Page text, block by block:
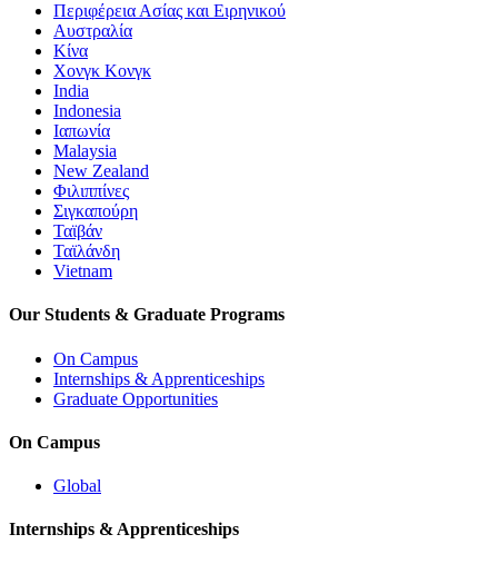
Περιφέρεια Ασίας και Ειρηνικού
Αυστραλία
Κίνα
Χονγκ Κονγκ
India
Indonesia
Ιαπωνία
Malaysia
New Zealand
Φιλιππίνες
Σιγκαπούρη
Ταϊβάν
Ταϊλάνδη
Vietnam
Our Students & Graduate Programs
On Campus
Internships & Apprenticeships
Graduate Opportunities
On Campus
Global
Internships & Apprenticeships